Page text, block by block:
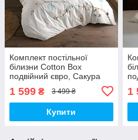
Комплект постільної
білизни Cotton Box
подвійний євро, Сакура
1 599 ₴ 3 499 ₴
Купити
1